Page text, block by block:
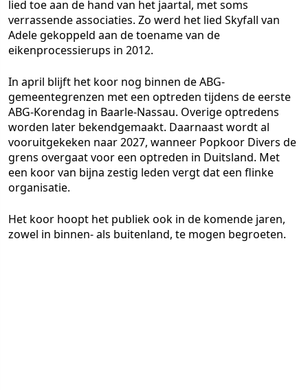
lied toe aan de hand van het jaartal, met soms
verrassende associaties. Zo werd het lied Skyfall van
Adele gekoppeld aan de toename van de
eikenprocessierups in 2012.
In april blijft het koor nog binnen de ABG-
gemeentegrenzen met een optreden tijdens de eerste
ABG-Korendag in Baarle-Nassau. Overige optredens
worden later bekendgemaakt. Daarnaast wordt al
vooruitgekeken naar 2027, wanneer Popkoor Divers de
grens overgaat voor een optreden in Duitsland. Met
een koor van bijna zestig leden vergt dat een flinke
organisatie.
Het koor hoopt het publiek ook in de komende jaren,
zowel in binnen- als buitenland, te mogen begroeten.